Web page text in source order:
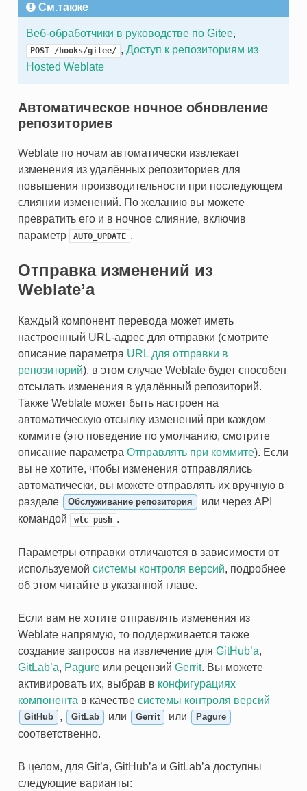
См.также
Веб-обработчики в руководстве по Gitee,
POST /hooks/gitee/ , Доступ к репозиториям из
Hosted Weblate
Автоматическое ночное обновление
репозиториев
Weblate по ночам автоматически извлекает
изменения из удалённых репозиториев для
повышения производительности при последующем
слиянии изменений. По желанию вы можете
превратить его и в ночное слияние, включив
параметр
AUTO_UPDATE .
Отправка изменений из
Weblate’а
Каждый компонент перевода может иметь
настроенный URL-адрес для отправки (смотрите
описание параметра URL для отправки в
репозиторий), в этом случае Weblate будет способен
отсылать изменения в удалённый репозиторий.
Также Weblate может быть настроен на
автоматическую отсылку изменений при каждом
коммите (это поведение по умолчанию, смотрите
описание параметра Отправлять при коммите). Если
вы не хотите, чтобы изменения отправлялись
автоматически, вы можете отправлять их вручную в
разделе
Обслуживание репозитория
или через API
командой
wlc push .
Параметры отправки отличаются в зависимости от
используемой системы контроля версий, подробнее
об этом читайте в указанной главе.
Если вам не хотите отправлять изменения из
Weblate напрямую, то поддерживается также
создание запросов на извлечение для GitHub’а,
GitLab’а, Pagureили рецензий Gerrit. Вы можете
активировать их, выбрав в конфигурациях
компонента в качестве системы контроля версий
GitHub , GitLab или Gerrit или Pagure
соответственно.
В целом, для Git’а, GitHub’а и GitLab’а доступны
следующие варианты: